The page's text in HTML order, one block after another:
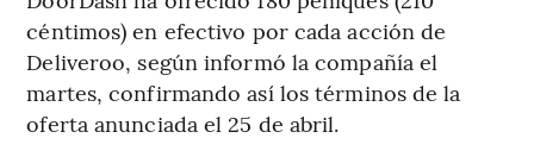
céntimos) en efectivo por cada acción de
Deliveroo, según informó la compañía el
martes, confirmando así los términos de la
oferta anunciada el 25 de abril.